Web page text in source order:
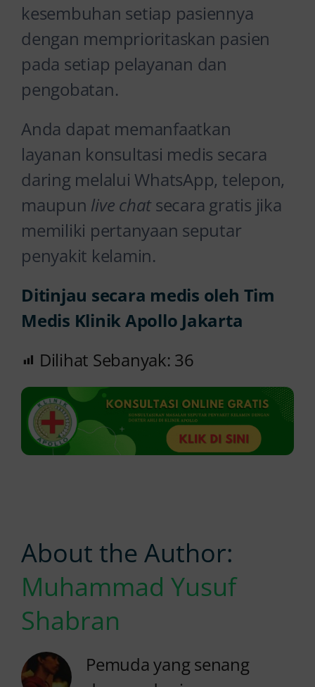
kesembuhan setiap pasiennya
dengan memprioritaskan pasien
pada setiap pelayanan dan
pengobatan.
Anda dapat memanfaatkan
layanan konsultasi medis secara
daring melalui WhatsApp, telepon,
maupun live chatsecara gratis jika
memiliki pertanyaan seputar
penyakit kelamin.
Ditinjau secara medis oleh Tim
Medis Klinik Apollo Jakarta
Dilihat Sebanyak: 36
About the Author:
Muhammad Yusuf
Shabran
Pemuda yang senang